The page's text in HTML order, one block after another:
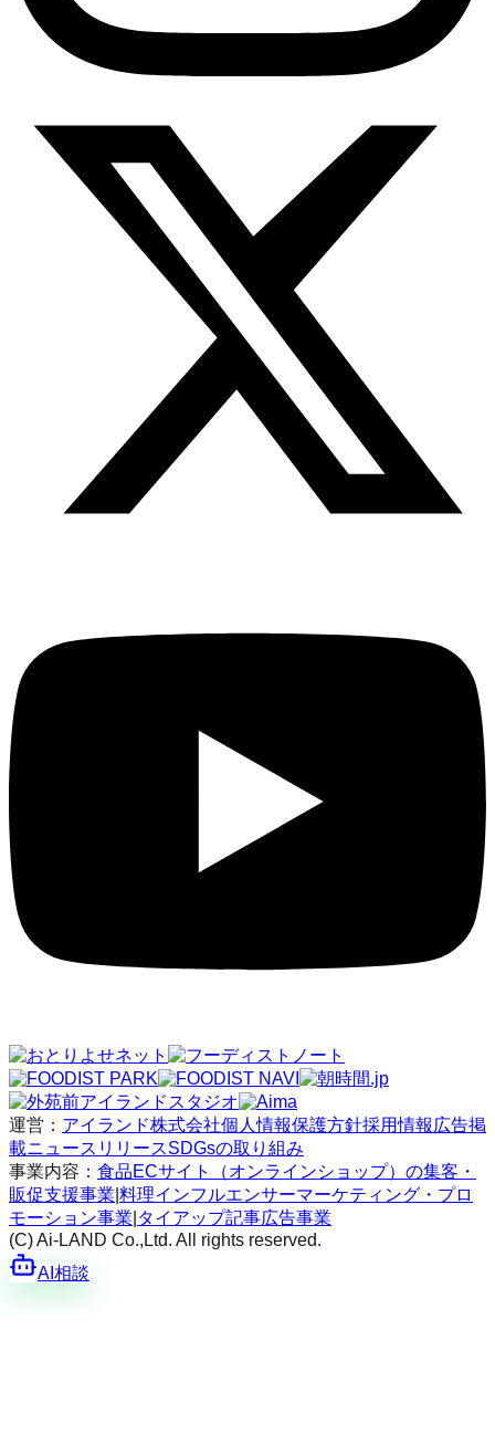
運営： アイランド株式会社個人情報保護方針採用情報 広告掲
載ニュースリリースSDGsの取り組み
事業内容： 食品ECサイト（オンラインショップ）の集客・
販促支援事業 料理インフルエンサーマーケティング・プロ
モーション事業 タイアップ記事広告事業
(C) Ai-LAND Co.,Ltd. All rights reserved.
AI相談